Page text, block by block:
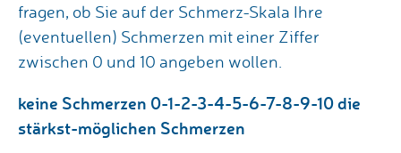
fragen, ob Sie auf der Schmerz-Skala Ihre
(eventuellen) Schmerzen mit einer Ziffer
zwischen 0 und 10 angeben wollen.
keine Schmerzen 0-1-2-3-4-5-6-7-8-9-10 die
stärkst-möglichen Schmerzen